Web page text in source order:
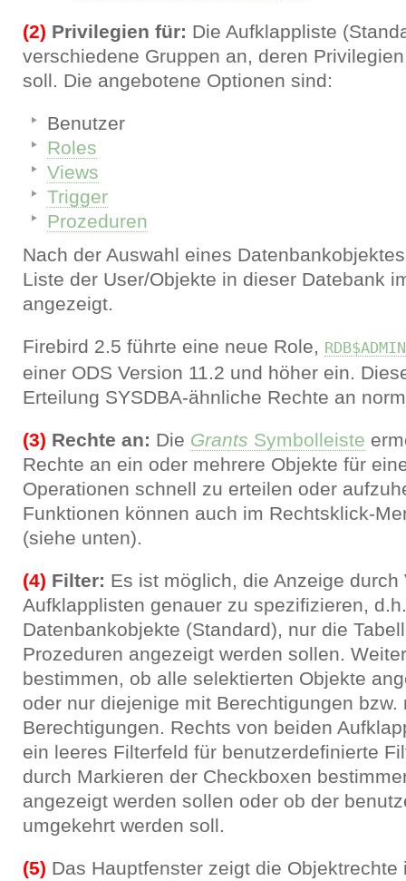
(2) Privilegien für: Die Aufklappliste
verschiedene Gruppen an, deren
soll. Die angebotene Optionen sind:
Benutzer
Roles
Views
Trigger
Prozeduren
Nach der Auswahl eines
Liste der User/Objekte in dieser Datebank
angezeigt.
Firebird 2.5 führte eine neue Role, RDB$ADMIN
einer ODS Version 11.2 und höher ein.
Erteilung SYSDBA-ähnliche Rechte an
(3) Rechte an: Die Grants Symbolleiste
Rechte an ein oder mehrere Objekte für
Operationen schnell zu erteilen oder
Funktionen können auch im Rechtsklick-
(siehe unten).
(4) Filter: Es ist möglich, die Anzeige durch
Aufklapplisten genauer zu spezifizieren,
Datenbankobjekte (Standard), nur die
Prozeduren angezeigt werden sollen.
bestimmen, ob alle selektierten Objekte
oder nur diejenige mit Berechtigungen bzw.
Berechtigungen. Rechts von beiden
ein leeres Filterfeld für benutzerdefinierte
durch Markieren der Checkboxen
angezeigt werden sollen oder ob der
umgekehrt werden soll.
(5) Das Hauptfenster zeigt die Objektrechte